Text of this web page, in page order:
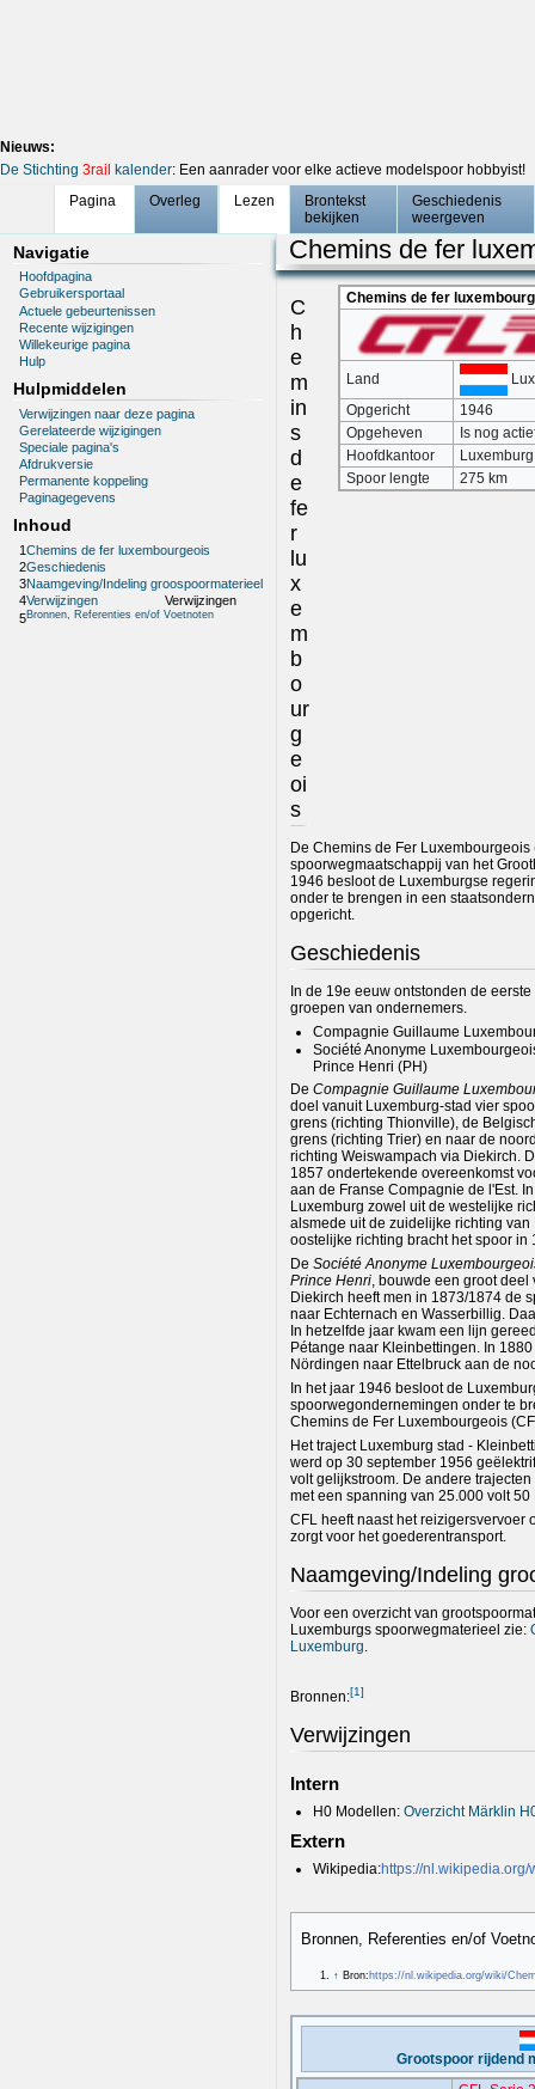
Nieuws:
De Stichting 3rail kalender: Een aanrader voor elke actieve modelspoor hobbyist!
Pagina
Overleg Lezen
Brontekst
bekijken
Geschiedenis
weergeven
Navigatie
Hoofdpagina
Gebruikersportaal
Actuele gebeurtenissen
Recente wijzigingen
Willekeurige pagina
Hulp
Hulpmiddelen
Verwijzingen naar deze pagina
Gerelateerde wijzigingen
Speciale pagina's
Afdrukversie
Permanente koppeling
Paginagegevens
Inhoud
1Chemins de fer luxembourgeois
2Geschiedenis
3Naamgeving/Indeling groospoormaterieel
4Verwijzingen
Verwijzingen
5Bronnen, Referenties en/of Voetnoten
Chemins de fer
Chemins de fer
Land
Opgericht
1946
Opgeheven
Is nog
Hoofdkantoor
Luxemburg
Spoor lengte
275 km
C
h
e
m
in
s
d
e
fe
r
lu
x
e
m
b
o
ur
g
e
oi
s
De Chemins de Fer
spoorwegmaatschappij van het
1946 besloot de Luxemburgse
onder te brengen in een
opgericht.
Geschiedenis
In de 19e eeuw ontstonden de
groepen van ondernemers.
Compagnie Guillaume
Société Anonyme
Prince Henri (PH)
De Compagnie Guillaume
doel vanuit Luxemburg-stad vier
grens (richting Thionville), de
grens (richting Trier) en naar de
richting Weiswampach via Diekirch.
1857 ondertekende overeenkomst
aan de Franse Compagnie de l'Est.
Luxemburg zowel uit de westelijke
alsmede uit de zuidelijke richting
oostelijke richting bracht het spoor in
De Société Anonyme
Prince Henri, bouwde een groot deel
Diekirch heeft men in 1873/1874 de
naar Echternach en Wasserbillig.
In hetzelfde jaar kwam een lijn
Pétange naar Kleinbettingen. In
Nördingen naar Ettelbruck aan de
In het jaar 1946 besloot de
spoorwegondernemingen onder te
Chemins de Fer Luxembourgeois
Het traject Luxemburg stad -
werd op 30 september 1956
volt gelijkstroom. De andere
met een spanning van 25.000 volt 50
CFL heeft naast het reizigersvervoer
zorgt voor het goederentransport.
Naamgeving/Indeling
Voor een overzicht van
Luxemburgs spoorwegmaterieel zie:
Luxemburg
Bronnen:[1]
Verwijzingen
Intern
H0 Modellen:Overzicht Märklin
Extern
Wikipedia:https://
Bronnen, Referenties en/of
↑ Bron: https://nl.wikipedia.org/wiki/
Grootspoor rijdend